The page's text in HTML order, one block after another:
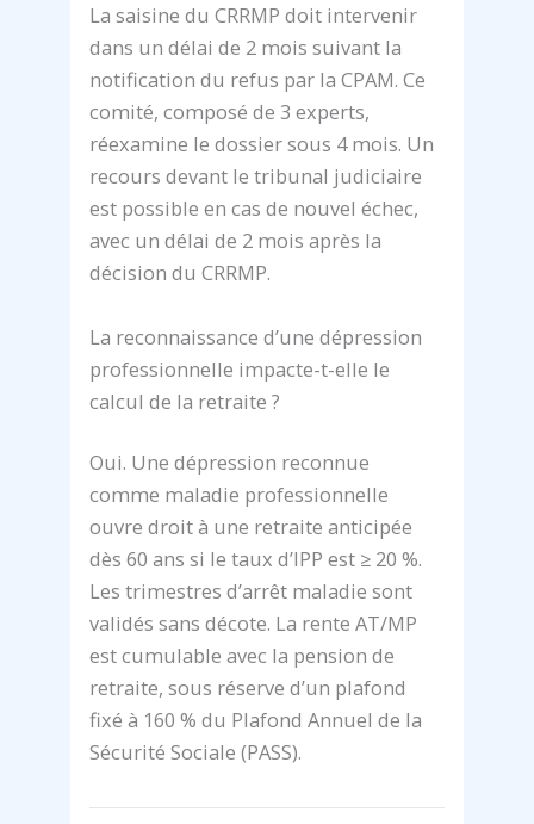
La saisine du CRRMP doit intervenir
dans un délai de 2 mois suivant la
notification du refus par la CPAM. Ce
comité, composé de 3 experts,
réexamine le dossier sous 4 mois. Un
recours devant le tribunal judiciaire
est possible en cas de nouvel échec,
avec un délai de 2 mois après la
décision du CRRMP.
La reconnaissance d’une dépression
professionnelle impacte-t-elle le
calcul de la retraite ?
Oui. Une dépression reconnue
comme maladie professionnelle
ouvre droit à une retraite anticipée
dès 60 ans si le taux d’IPP est ≥ 20 %.
Les trimestres d’arrêt maladie sont
validés sans décote. La rente AT/MP
est cumulable avec la pension de
retraite, sous réserve d’un plafond
fixé à 160 % du Plafond Annuel de la
Sécurité Sociale (PASS).